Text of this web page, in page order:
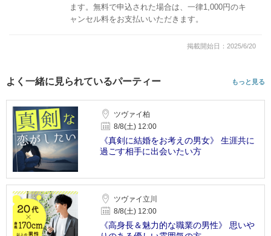
ます。無料で申込された場合は、一律1,000円のキ
ャンセル料をお支払いいただきます。
掲載開始日：2025/6/20
よく一緒に見られているパーティー もっと見る
ツヴァイ柏
8/8(土) 12:00
《真剣に結婚をお考えの男女》 生涯共に
過ごす相手に出会いたい方
ツヴァイ立川
8/8(土) 12:00
《高身長＆魅力的な職業の男性》 思いや